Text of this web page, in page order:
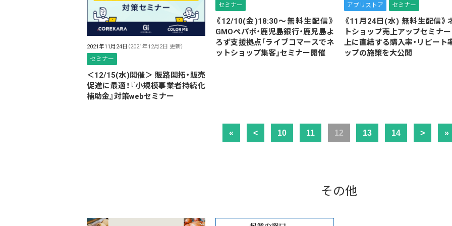
2021年11月24日 （2021年12月2日 更新）
セミナー
＜12/15(水)開催＞ 販路開拓・販売
促進に最適！『小規模事業者持続化
補助金』対策webセミナー
セミナー
《12/10(金)18:30～無料生配信》
GMOペパボ・鹿児島銀行・鹿児島よ
ろず支援拠点「ライブコマースでネ
ットショップ集客」セミナー開催
アプリストア セミナー
《11月24日(水) 無料生配信》
トショップ売上アップセミナー
上に直結する購入率・リピート
ップの施策を大公開
« < 10 11 12 13 14 > »
その他